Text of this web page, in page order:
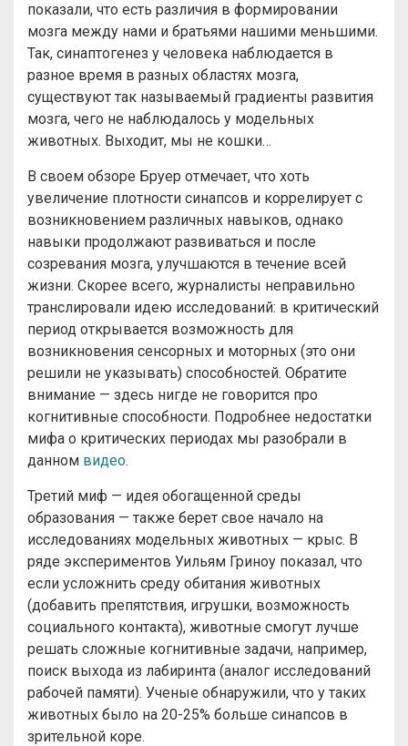
показали, что есть различия в формировании
мозга между нами и братьями нашими меньшими.
Так, синаптогенез у человека наблюдается в
разное время в разных областях мозга,
существуют так называемый градиенты развития
мозга, чего не наблюдалось у модельных
животных. Выходит, мы не кошки…
В своем обзоре Бруер отмечает, что хоть
увеличение плотности синапсов и коррелирует с
возникновением различных навыков, однако
навыки продолжают развиваться и после
созревания мозга, улучшаются в течение всей
жизни. Скорее всего, журналисты неправильно
транслировали идею исследований: в критический
период открывается возможность для
возникновения сенсорных и моторных (это они
решили не указывать) способностей. Обратите
внимание — здесь нигде не говорится про
когнитивные способности. Подробнее недостатки
мифа о критических периодах мы разобрали в
данном видео.
Третий миф — идея обогащенной среды
образования — также берет свое начало на
исследованиях модельных животных — крыс. В
ряде экспериментов Уильям Гриноу показал, что
если усложнить среду обитания животных
(добавить препятствия, игрушки, возможность
социального контакта), животные смогут лучше
решать сложные когнитивные задачи, например,
поиск выхода из лабиринта (аналог исследований
рабочей памяти). Ученые обнаружили, что у таких
животных было на 20-25% больше синапсов в
зрительной коре.